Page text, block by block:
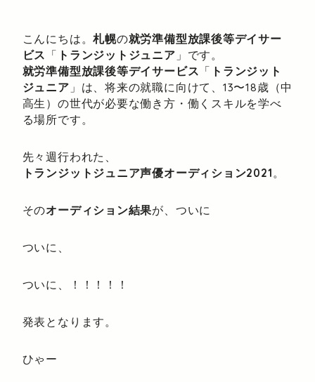
こんにちは。札幌の就労準備型放課後等デイサー
ビス 「 トランジットジュニア 」です。
就労準備型放課後等デイサービス 「 トランジット
ジュニア 」は、将来の就職に向けて、13〜18歳（中
高生）の世代が必要な働き方・働くスキルを学べ
る場所です。
先々週行われた、
トランジットジュニア声優オーディション2021。
そのオーディション結果が、ついに
ついに、
ついに、！！！！！
発表となります。
ひゃー